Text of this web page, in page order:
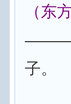
（东
子。